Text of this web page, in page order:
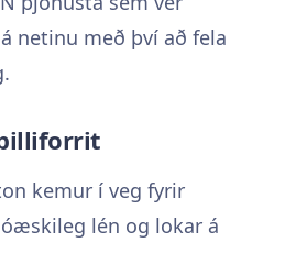
netinu með því að fela
kemur í veg fyrir
lén og lokar á